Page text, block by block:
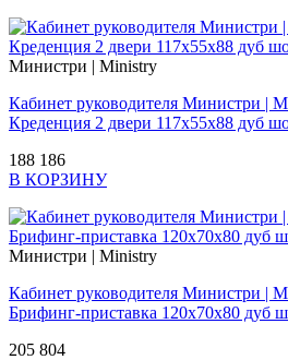
Министри | Ministry
Кабинет руководителя Министри |
Креденция 2 двери 117x55x88 дуб
188 186
В КОРЗИНУ
Министри | Ministry
Кабинет руководителя Министри |
Брифинг-приставка 120x70x80 дуб
205 804